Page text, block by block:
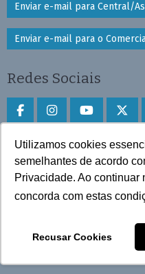
Utilizamos cookies
semelhantes de acordo
Privacidade. Ao continuar
concorda com estas
Recusar Cookies
Enviar e-mail para Central/
Enviar e-mail para o
Redes Sociais
Faça download do
Play Store e App Store
Todos os direitos